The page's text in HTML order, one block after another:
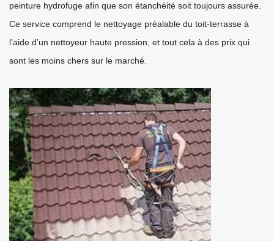
peinture hydrofuge afin que son étanchéité soit toujours assurée.
Ce service comprend le nettoyage préalable du toit-terrasse à
l’aide d’un nettoyeur haute pression, et tout cela à des prix qui
sont les moins chers sur le marché.